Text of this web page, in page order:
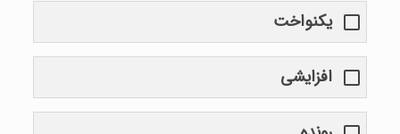
یکنواخت
افزایشی